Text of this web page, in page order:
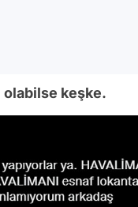
olabilse keşke.